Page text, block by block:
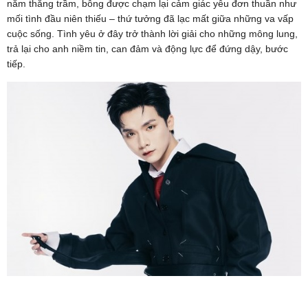
năm thăng trầm, bỗng được chạm lại cảm giác yêu đơn thuần như
mối tình đầu niên thiếu – thứ tưởng đã lạc mất giữa những va vấp
cuộc sống. Tình yêu ở đây trở thành lời giải cho những mông lung,
trả lại cho anh niềm tin, can đảm và động lực để đứng dậy, bước
tiếp.